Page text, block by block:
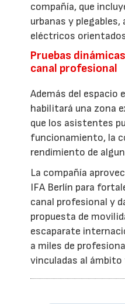
compañía, que
urbanas y
eléctricos
Pruebas
canal profesional
Además del espacio
habilitará una zona
que los asistentes
funcionamiento, la
rendimiento de
La compañía
IFA Berlín para
canal profesional y
propuesta de
escaparate
a miles de
vinculadas al